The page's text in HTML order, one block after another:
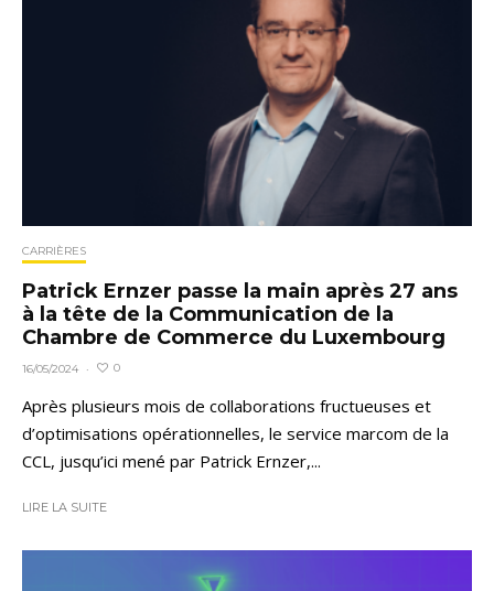
CARRIÈRES
Patrick Ernzer passe la main après 27 ans
à la tête de la Communication de la
Chambre de Commerce du Luxembourg
16/05/2024 · 0
Après plusieurs mois de collaborations fructueuses et
d’optimisations opérationnelles, le service marcom de la
CCL, jusqu’ici mené par Patrick Ernzer,...
LIRE LA SUITE